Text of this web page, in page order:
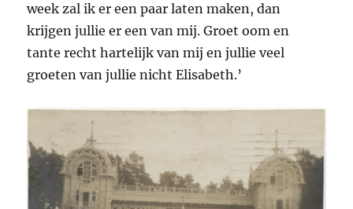
week zal ik er een paar laten maken, dan
krijgen jullie er een van mij. Groet oom en
tante recht hartelijk van mij en jullie veel
groeten van jullie nicht Elisabeth.’